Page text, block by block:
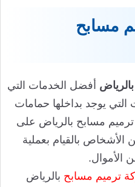
مسابح
أفضل الخدمات التي
التي يوجد بداخلها حمامات
مسابح بالرياض على
الأشخاص بالقيام بعملية
الأموال.
ترميم مسابح بالرياض